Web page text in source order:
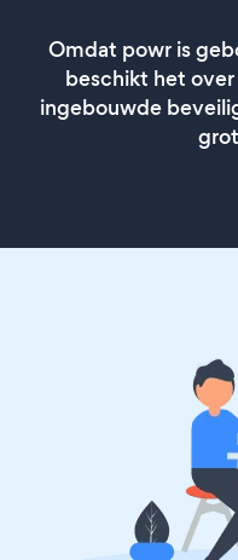
Omdat powr is
beschikt het
ingebouwde